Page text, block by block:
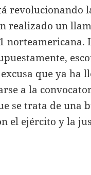
revolucionando
realizado un
norteamericana.
que ya ha
a la
se trata de una
el ejército y la